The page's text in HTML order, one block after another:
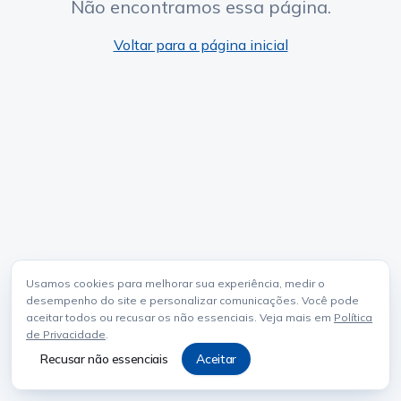
Usamos cookies para melhorar sua experiência, medir o
desempenho do site e personalizar comunicações. Você pode
aceitar todos ou recusar os não essenciais. Veja mais em Política
de Privacidade.
Recusar não essenciais Aceitar
Não encontramos essa página.
Voltar para a página inicial